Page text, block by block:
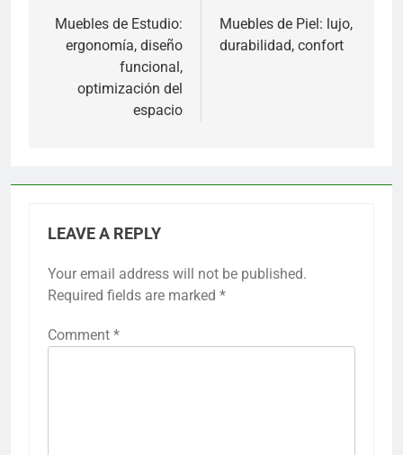
navigation
Muebles de Estudio:
ergonomía, diseño
funcional,
optimización del
espacio
Muebles de Piel: lujo,
durabilidad, confort
LEAVE A REPLY
Your email address will not be published.
Required fields are marked *
Comment *